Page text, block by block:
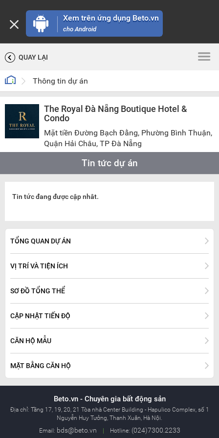
Xem trên ứng dụng Beto.vn
cho Android
QUAY LẠI
Thông tin dự án
The Royal Đà Nẵng Boutique Hotel &
Condo
Mặt tiền Đường Bạch Đằng, Phường Bình Thuận,
Quận Hải Châu, TP Đà Nẵng
Tin tức dự án
Tin tức đang được cập nhât.
TỔNG QUAN DỰ ÁN
VỊ TRÍ VÀ TIỆN ÍCH
SƠ ĐỒ TỔNG THỂ
CẬP NHẬT TIẾN ĐỘ
CĂN HỘ MẪU
MẶT BẰNG CĂN HỘ
Beto.vn - Chuyên gia bất động sản
Địa chỉ: Tầng 17, 19, 20, 21 Tòa nhà Center Building - Hapulico Complex, số 1
Nguyễn Huy Tưởng, Thanh Xuân, Hà Nội.
Email: bds@beto.vn Hotline: (024)7300.2233